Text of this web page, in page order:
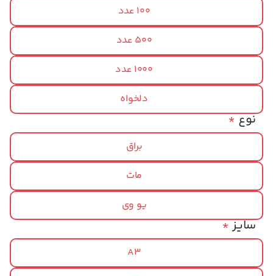
100 عدد
500 عدد
1000 عدد
دلخواه
*نوع
براق
مات
یو وی
*سایز
A3